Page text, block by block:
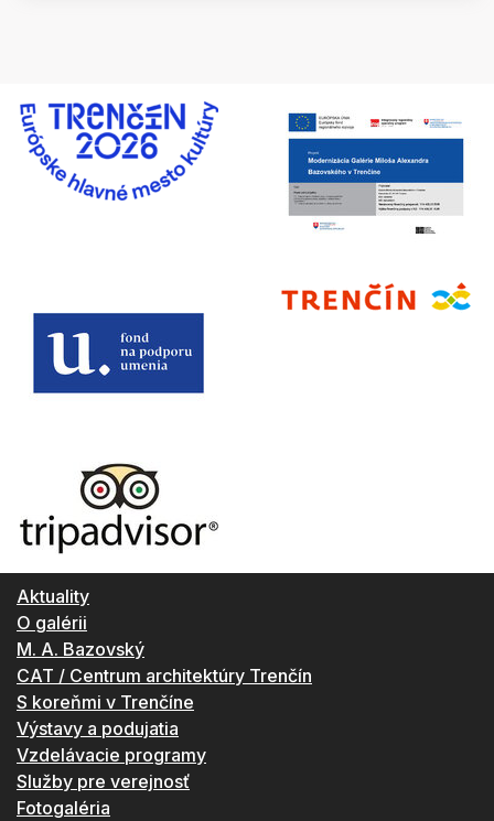
Aktuality
O galérii
M. A. Bazovský
CAT / Centrum architektúry Trenčín
S koreňmi v Trenčíne
Výstavy a podujatia
Vzdelávacie programy
Služby pre verejnosť
Fotogaléria